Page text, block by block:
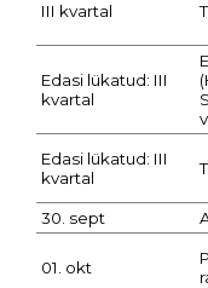
III kvartal
Edasi lükatud: III
kvartal
Edasi lükatud: III
kvartal
30. sept
01. okt